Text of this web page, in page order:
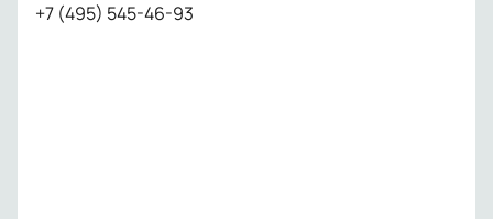
+7 (495) 545-46-93